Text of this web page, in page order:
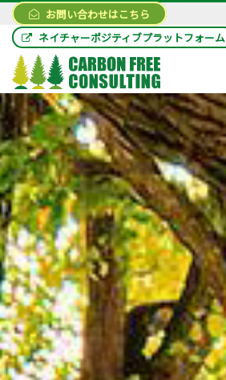
お問い合わせはこちら
ネイチャーポジティブプラットフォーム